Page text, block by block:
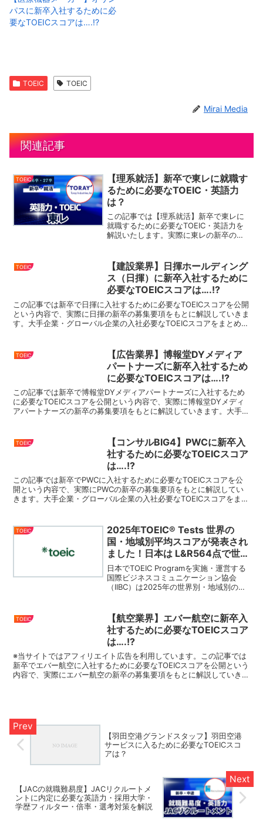
パスに新卒入社するために必
要なTOEICスコアは….!?
TOEIC TOEIC
Mirai Media
関連記事
TOEIC
【理系就活】新卒で東レに就職す
るために必要なTOEIC・英語力
は？
この記事では【理系就活】新卒で東レに
就職するために必要なTOEIC・英語力を
解説いたします。実際に東レの新卒の募
ローバル企業の入社必要なTOEICスコア
をまとめているの...
TOEIC
【建設業界】日揮ホールディング
ス（日揮）に新卒入社するために
必要なTOEICスコアは….!?
この記事では新卒で日揮に入社するために必要なTOEICスコアを公開
という内容で、実際に日揮の新卒の募集要項をもとに解説していきま
す。大手企業・グローバル企業の入社必要なTOEICスコアをまとめて
TOEIC
【広告業界】博報堂DYメディア
パートナーズに新卒入社するため
に必要なTOEICスコアは….!?
この記事では新卒で博報堂DYメディアパートナーズに入社するため
に必要なTOEICスコアを公開という内容で、実際に博報堂DYメディ
アパートナーズの新卒の募集要項をもとに解説していきます。大手企
TOEIC
【コンサルBIG4】PWCに新卒入
社するために必要なTOEICスコア
は….!?
この記事では新卒でPWCに入社するために必要なTOEICスコアを公
開という内容で、実際にPWCの新卒の募集要項をもとに解説してい
きます。大手企業・グローバル企業の入社必要なTOEICスコアをまと
TOEIC
2025年TOEIC® Tests 世界の
国・地域別平均スコアが発表され
ました！日本は L&R564点で世界
30位
日本でTOEIC Programを実施・運営する
国際ビジネスコミュニケーション協会
（IIBC）は2025年の世界別・地域別の平
均スコア日本のTOEIC L...
TOEIC
【航空業界】エバー航空に新卒入
社するために必要なTOEICスコア
は….!?
※当サイトではアフィリエイト広告を利用しています。この記事では
新卒でエバー航空に入社するために必要なTOEICスコアを公開という
内容で、実際にエバー航空の新卒の募集要項をもとに解説していきま
【羽田空港グランドスタッフ】羽田空港
サービスに入るために必要なTOEICスコ
アは？
【JACの就職難易度】JACリクルートメ
ントに内定に必要な英語力・採用大学・
学歴フィルター・倍率・選考対策を解説